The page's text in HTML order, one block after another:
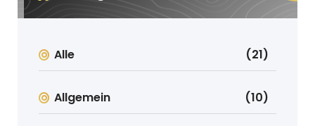
Alle (21)
Allgemein (10)